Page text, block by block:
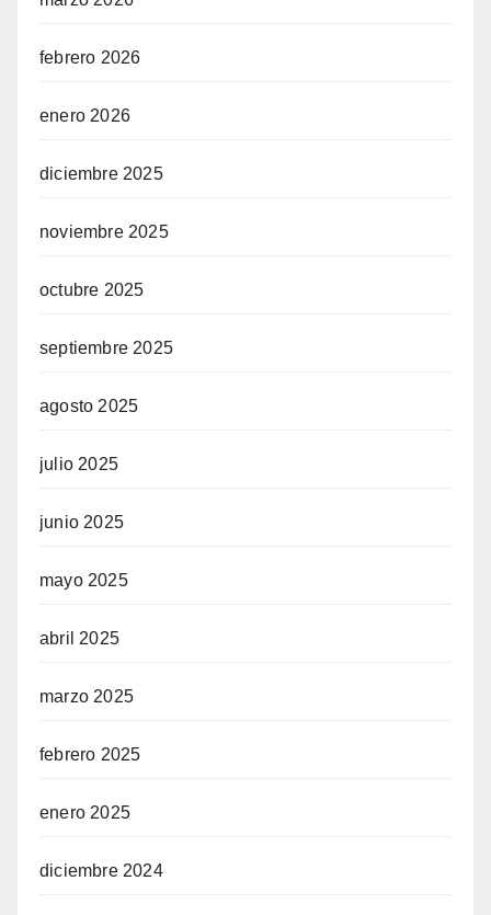
febrero 2026
enero 2026
diciembre 2025
noviembre 2025
octubre 2025
septiembre 2025
agosto 2025
julio 2025
junio 2025
mayo 2025
abril 2025
marzo 2025
febrero 2025
enero 2025
diciembre 2024